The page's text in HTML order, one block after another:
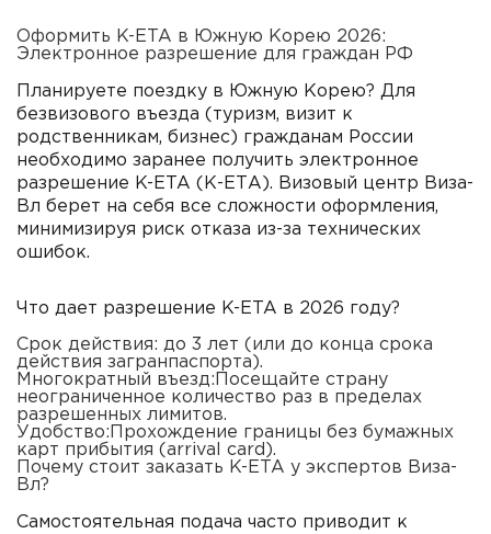
Оформить K-ETA в Южную Корею 2026:
Электронное разрешение для граждан РФ
Планируете поездку в Южную Корею? Для
безвизового въезда (туризм, визит к
родственникам, бизнес) гражданам России
необходимо заранее получить электронное
разрешение K-ETA (К-ЕТА). Визовый центр Виза-
Вл берет на себя все сложности оформления,
минимизируя риск отказа из-за технических
ошибок.
Что дает разрешение K-ETA в 2026 году?
Срок действия: до 3 лет (или до конца срока
действия загранпаспорта).
Многократный въезд: Посещайте страну
неограниченное количество раз в пределах
разрешенных лимитов.
Удобство: Прохождение границы без бумажных
карт прибытия (arrival card).
Почему стоит заказать K-ETA у экспертов Виза-
Вл?
Самостоятельная подача часто приводит к